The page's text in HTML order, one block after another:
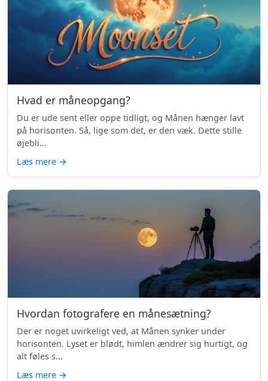
Hvad er måneopgang?
Du er ude sent eller oppe tidligt, og Månen hænger lavt
på horisonten. Så, lige som det, er den væk. Dette stille
øjebli...
Læs mere →
Hvordan fotografere en månesætning?
Der er noget uvirkeligt ved, at Månen synker under
horisonten. Lyset er blødt, himlen ændrer sig hurtigt, og
alt føles s...
Læs mere →